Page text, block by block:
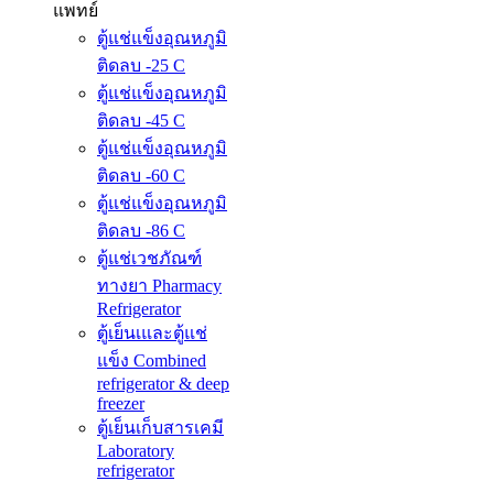
แพทย์
ตู้แช่แข็งอุณหภูมิ
ติดลบ -25 C
ตู้แช่แข็งอุณหภูมิ
ติดลบ -45 C
ตู้แช่แข็งอุณหภูมิ
ติดลบ -60 C
ตู้แช่แข็งอุณหภูมิ
ติดลบ -86 C
ตู้แช่เวชภัณฑ์
ทางยา Pharmacy
Refrigerator
ตู้เย็นเและตู้แช่
แข็ง Combined
refrigerator & deep
freezer
ตู้เย็นเก็บสารเคมี
Laboratory
refrigerator